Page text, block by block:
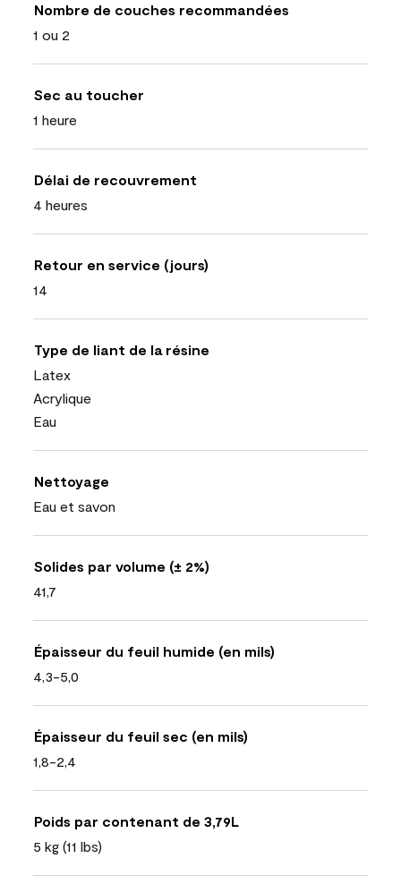
Nombre de couches recommandées
1 ou 2
Sec au toucher
1 heure
Délai de recouvrement
4 heures
Retour en service (jours)
14
Type de liant de la résine
Latex
Acrylique
Eau
Nettoyage
Eau et savon
Solides par volume (± 2%)
41,7
Épaisseur du feuil humide (en mils)
4,3-5,0
Épaisseur du feuil sec (en mils)
1,8-2,4
Poids par contenant de 3,79L
5 kg (11 lbs)